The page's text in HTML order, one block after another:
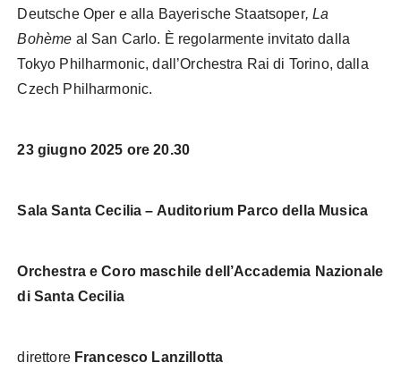
Deutsche Oper e alla Bayerische Staatsoper, La
Bohème al San Carlo. È regolarmente invitato dalla
Tokyo Philharmonic, dall’Orchestra Rai di Torino, dalla
Czech Philharmonic.
23 giugno 2025 ore 20.30
Sala Santa Cecilia – Auditorium Parco della Musica
Orchestra e Coro maschile dell’Accademia Nazionale
di Santa Cecilia
direttore Francesco Lanzillotta